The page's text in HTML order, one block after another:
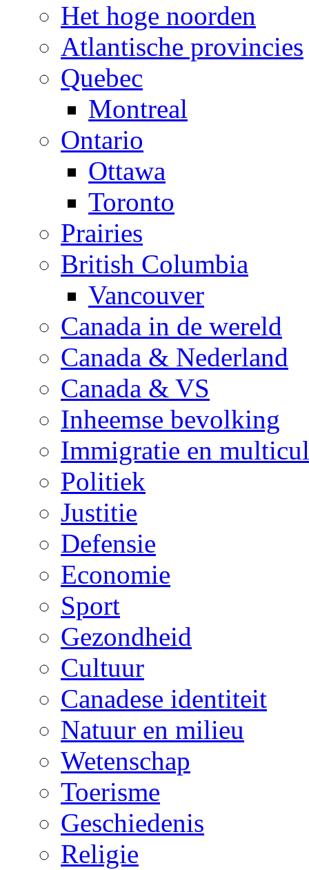
Het hoge noorden
Atlantische provincies
Quebec
Montreal
Ontario
Ottawa
Toronto
Prairies
British Columbia
Vancouver
Canada in de wereld
Canada & Nederland
Canada & VS
Inheemse bevolking
Immigratie en
Politiek
Justitie
Defensie
Economie
Sport
Gezondheid
Cultuur
Canadese identiteit
Natuur en milieu
Wetenschap
Toerisme
Geschiedenis
Religie